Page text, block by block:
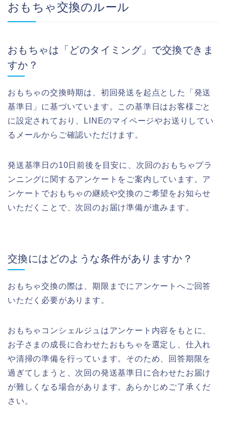
おもちゃ交換のルール
おもちゃは「どのタイミング」で交換できま
すか？
おもちゃの交換時期は、初回発送を起点とした「発送
基準日」に基づいています。この基準日はお客様ごと
に設定されており、LINEのマイページやお送りしてい
るメールからご確認いただけます。
発送基準日の10日前後を目安に、次回のおもちゃプラ
ンニングに関するアンケートをご案内しています。ア
ンケートでおもちゃの継続や交換のご希望をお知らせ
いただくことで、次回のお届け準備が進みます。
交換にはどのような条件がありますか？
おもちゃ交換の際は、期限までにアンケートへご回答
いただく必要があります。
おもちゃコンシェルジュはアンケート内容をもとに、
お子さまの成長に合わせたおもちゃを選定し、仕入れ
や清掃の準備を行っています。そのため、回答期限を
過ぎてしまうと、次回の発送基準日に合わせたお届け
が難しくなる場合があります。あらかじめご了承くだ
さい。